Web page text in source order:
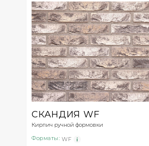
СКАНДИЯ WF
Кирпич ручной формовки
Форматы: WF